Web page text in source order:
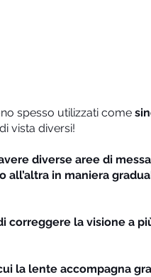
spesso utilizzati come
vista diversi!
diverse aree di
all’altra in maniera
correggere la visione a
la lente accompagna